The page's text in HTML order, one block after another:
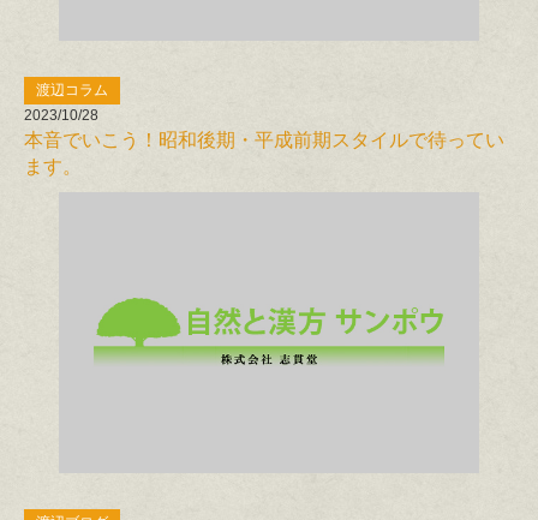
渡辺コラム
2023/10/28
本音でいこう！昭和後期・平成前期スタイルで待ってい
ます。